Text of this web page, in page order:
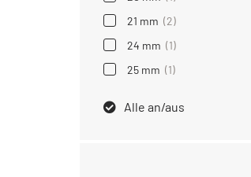
21 mm (2)
24 mm (1)
25 mm (1)
Alle an/aus